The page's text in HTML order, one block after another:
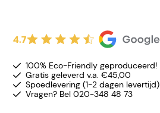
4.7
100% Eco-Friendly geproduceerd!
Gratis geleverd v.a. €45,00
Spoedlevering (1-2 dagen levertijd)
Vragen? Bel 020-348 48 73